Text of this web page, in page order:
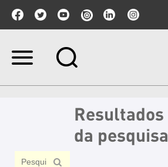
Ir
Resultados
da pesquisa